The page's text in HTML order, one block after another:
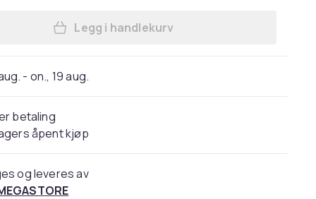
Legg Elizabeth Arden Green Tea
Legg i handlekurv
- on., 19 aug.
betaling
åpent kjøp
og leveres av